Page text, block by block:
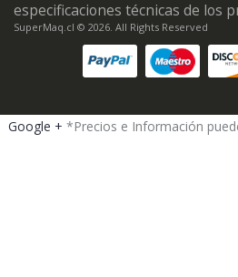
especificaciones técnicas de los
SuperMaq.cl © 2026. All Rights Reserved
Google + *Precios e Información